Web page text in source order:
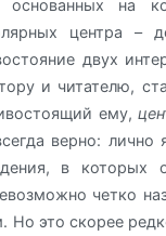
на
центра –
двух
и читателю,
ему,
верно:
в которых
четко
Но это скорее